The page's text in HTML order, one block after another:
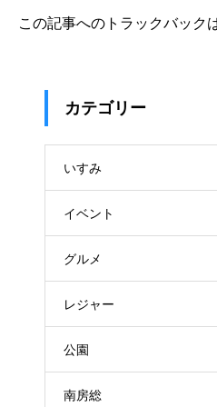
この記事へのトラックバック
カテゴリー
いすみ
イベント
グルメ
レジャー
公園
南房総